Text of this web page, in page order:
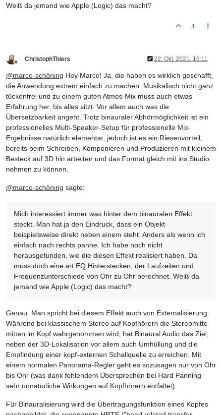
Weiß da jemand wie Apple (Logic) das macht?
1
ChristophThiers 22. Okt. 2021, 16:11
@marco-schöning Hey Marco! Ja, die haben es wirklich geschafft,
die Anwendung extrem einfach zu machen. Musikalisch nicht ganz
tückenfrei und zu einem guten Atmos-Mix muss auch etwas
Erfahrung her, bis alles sitzt. Vor allem auch was die
Übersetzbarkeit angeht. Trotz binauraler Abhörmöglichkeit ist ein
professionelles Multi-Speaker-Setup für professionelle Mix-
Ergebnisse natürlich elementar, jedoch ist es ein Riesenvorteil,
bereits beim Schreiben, Komponieren und Produzieren mit kleinem
Besteck auf 3D hin arbeiten und das Format gleich mit ins Studio
nehmen zu können.
@marco-schöning sagte:
Mich interessiert immer was hinter dem binauralen Effekt
steckt. Man hat ja den Eindruck, dass ein Objekt
beispielsweise direkt neben einem steht. Anders als wenn ich
einfach nach rechts panne. Ich habe noch nicht
herausgefunden, wie die diesen Effekt realisiert haben. Da
muss doch eine art EQ Hinterstecken, der Laufzeiten und
Frequenzunterschiede von Ohr zu Ohr berechnet. Weiß da
jemand wie Apple (Logic) das macht?
Genau. Man spricht bei diesem Effekt auch von Externalisierung.
Während bei klassischem Stereo auf Kopfhörern die Stereomitte
mitten im Kopf wahrgenommen wird, hat Binaural Audio das Ziel,
neben der 3D-Lokalisation vor allem auch Umhüllung und die
Empfindung einer kopf-externen Schallquelle zu erreichen. Mit
einem normalen Panorama-Regler geht es sozusagen nur von Ohr
bis Ohr (was dank fehlendem Übersprechen bei Hard Panning
sehr unnatürliche Wirkungen auf Kopfhörern entfaltet).
Für Binauralisierung wird die Übertragungsfunktion eines Kopfes